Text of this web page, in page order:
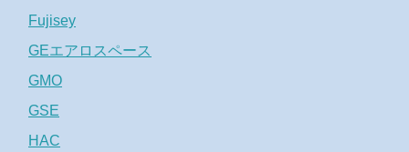
Fujisey
GEエアロスペース
GMO
GSE
HAC